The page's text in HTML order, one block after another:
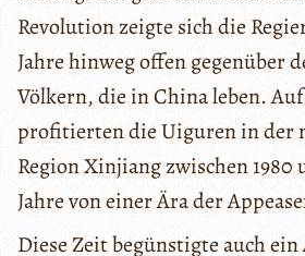
Revolution zeigte sich die
Jahre hinweg offen gegenüber
Völkern, die in China leben.
profitierten die Uiguren in der
Region Xinjiang zwischen
Jahre von einer Ära der
Diese Zeit begünstigte auch